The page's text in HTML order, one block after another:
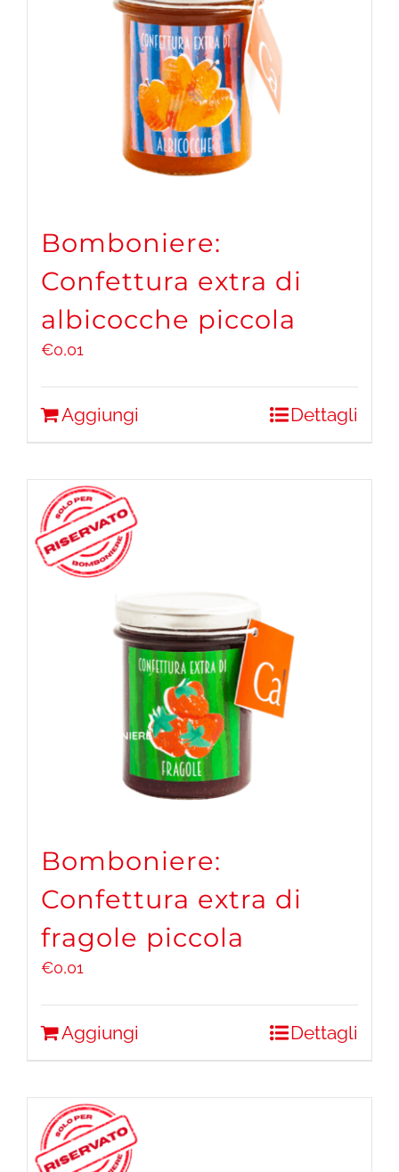
Bomboniere:
Confettura extra di
albicocche piccola
€0,01
Aggiungi Dettagli
Bomboniere:
Confettura extra di
fragole piccola
€0,01
Aggiungi Dettagli